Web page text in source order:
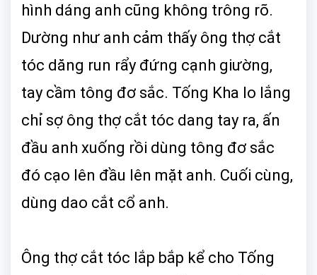
hình dáng anh cũng không trông rõ.
Dường như anh cảm thấy ông thợ cắt
tóc dăng run rẩy đứng cạnh giường,
tay cầm tông đơ sắc. Tống Kha lo lắng
chỉ sợ ông thợ cắt tóc dang tay ra, ấn
đầu anh xuống rồi dùng tông đơ sắc
đó cạo lên đầu lên mặt anh. Cuối cùng,
dùng dao cắt cổ anh.
Ông thợ cắt tóc lắp bắp kể cho Tống